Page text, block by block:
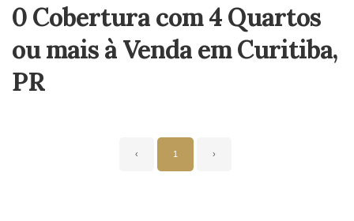
0 Cobertura com 4 Quartos
ou mais à Venda em Curitiba,
PR
‹ 1 ›